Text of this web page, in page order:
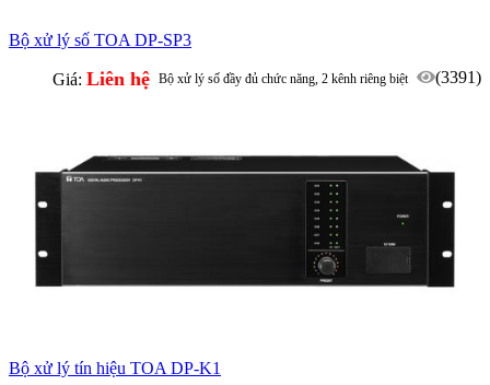
Bộ xử lý số TOA DP-SP3
Giá: Liên hệ (3391)
Bộ xử lý số đầy đủ chức năng, 2 kênh riêng biệt
Bộ xử lý tín hiệu TOA DP-K1